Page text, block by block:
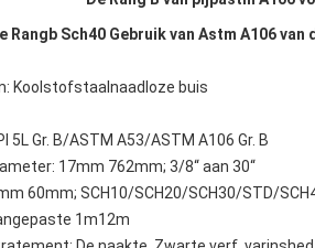
Rangb Sch40 Gebruik van Astm A106
Koolstofstaalnaadloze buis
5L Gr. B/ASTM A53/ASTM A106 Gr. B
17mm 762mm; 3/8“ aan 30“
60mm; SCH10/SCH20/SCH30/STD/
1m12m